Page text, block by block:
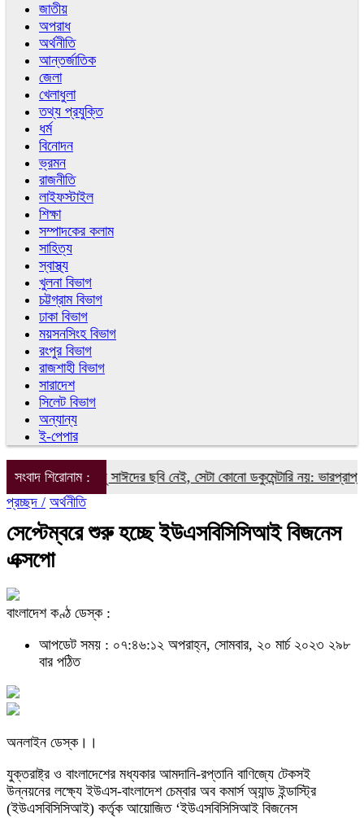
জাতীয়
অপরাধ
অর্থনীতি
আন্তর্জাতিক
জেলা
খেলাধুলা
তথ্য প্রযুক্তি
ধর্ম
বিনোদন
ভ্রমন
রাজনীতি
লাইফস্টাইল
শিক্ষা
সম্পাদকের কলাম
সাহিত্য
স্বাস্থ্য
খুলনা বিভাগ
চট্টগ্রাম বিভাগ
ঢাকা বিভাগ
ময়সনসিংহ বিভাগ
রংপুর বিভাগ
রাজশাহী বিভাগ
সারাদেশ
সিলেট বিভাগ
অন্যান্য
ই-পেপার
সংবাদ শিরোনাম :আবু সাঈদের ছবি নেই, সেটা কোনো ডকুমেন্টারি নয়: ভারপ্রাপ্ত
প্রচ্ছদ / অর্থনীতি
সেপ্টেম্বরে শুরু হচ্ছে ইউএসবিসিসিআই বিজনেস
এক্সপো
বাংলাদেশ কণ্ঠ ডেস্ক :
আপডেট সময় : ০৭:৪৬:১২ অপরাহ্ন, সোমবার, ২০ মার্চ ২০২৩ ২৯৮
বার পঠিত
অনলাইন ডেস্ক।।
যুক্তরাষ্ট্র ও বাংলাদেশের মধ্যকার আমদানি-রপ্তানি বাণিজ্যে টেকসই
উন্নয়নের লক্ষ্যে ইউএস-বাংলাদেশ চেম্বার অব কমার্স অ্যান্ড ইন্ডাস্ট্রি
(ইউএসবিসিসিআই) কর্তৃক আয়োজিত ‘ইউএসবিসিসিআই বিজনেস